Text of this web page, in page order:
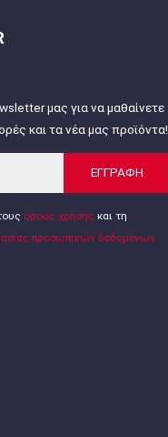
μας για να μαθαίνετε
και τα νέα μας προϊόντα!
ΕΓΓΡΑΦΗ
όρους χρήσης και τη
προσωπικών δεδομένων